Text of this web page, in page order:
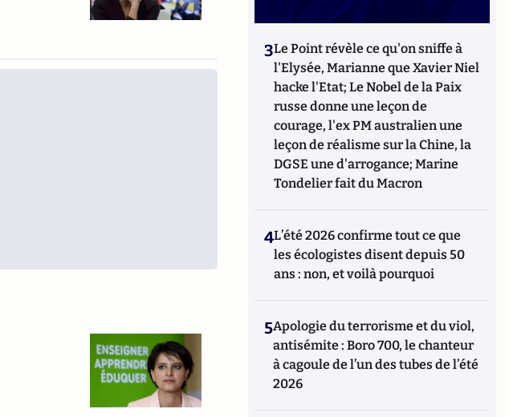
3Le Point révèle ce qu'on sniffe à
l'Elysée, Marianne que Xavier Niel
hacke l'Etat; Le Nobel de la Paix
russe donne une leçon de
courage, l'ex PM australien une
leçon de réalisme sur la Chine, la
DGSE une d'arrogance; Marine
Tondelier fait du Macron
4L’été 2026 confirme tout ce que
les écologistes disent depuis 50
ans : non, et voilà pourquoi
5Apologie du terrorisme et du viol,
antisémite : Boro 700, le chanteur
à cagoule de l’un des tubes de l’été
2026